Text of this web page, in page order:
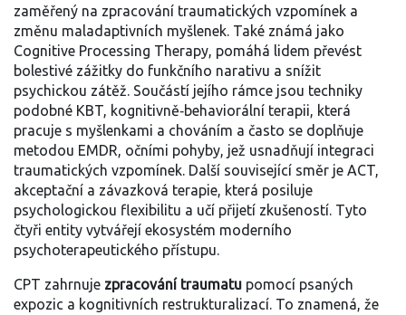
zaměřený na zpracování traumatických vzpomínek a
změnu maladaptivních myšlenek. Také známá jako
Cognitive Processing Therapy, pomáhá lidem převést
bolestivé zážitky do funkčního narativu a snížit
psychickou zátěž. Součástí jejího rámce jsou techniky
podobné KBT, kognitivně‑behaviorální terapii, která
pracuje s myšlenkami a chováním a často se doplňuje
metodou EMDR, očními pohyby, jež usnadňují integraci
traumatických vzpomínek. Další související směr je ACT,
akceptační a závazková terapie, která posiluje
psychologickou flexibilitu a učí přijetí zkušeností. Tyto
čtyři entity vytvářejí ekosystém moderního
psychoterapeutického přístupu.
CPT zahrnuje zpracování traumatu pomocí psaných
expozic a kognitivních restrukturalizací. To znamená, že